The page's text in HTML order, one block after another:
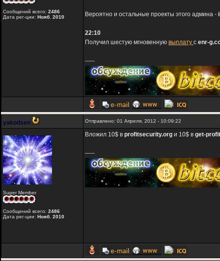
Сообщений всего: 2486
Дата рег-ции: Нояб. 2010 Вероятно и остальные проекты этого админа -
22:10
Получил шестую мгновенную выплату с enr-
-----
yakodsen Отправлено: 01 Апреля, 2012 - 10:09:22
Super Member
Сообщений всего: 2486
Дата рег-ции: Нояб. 2010
Вложил 10$ в profitsecurity.org и 10$ в get-
-----